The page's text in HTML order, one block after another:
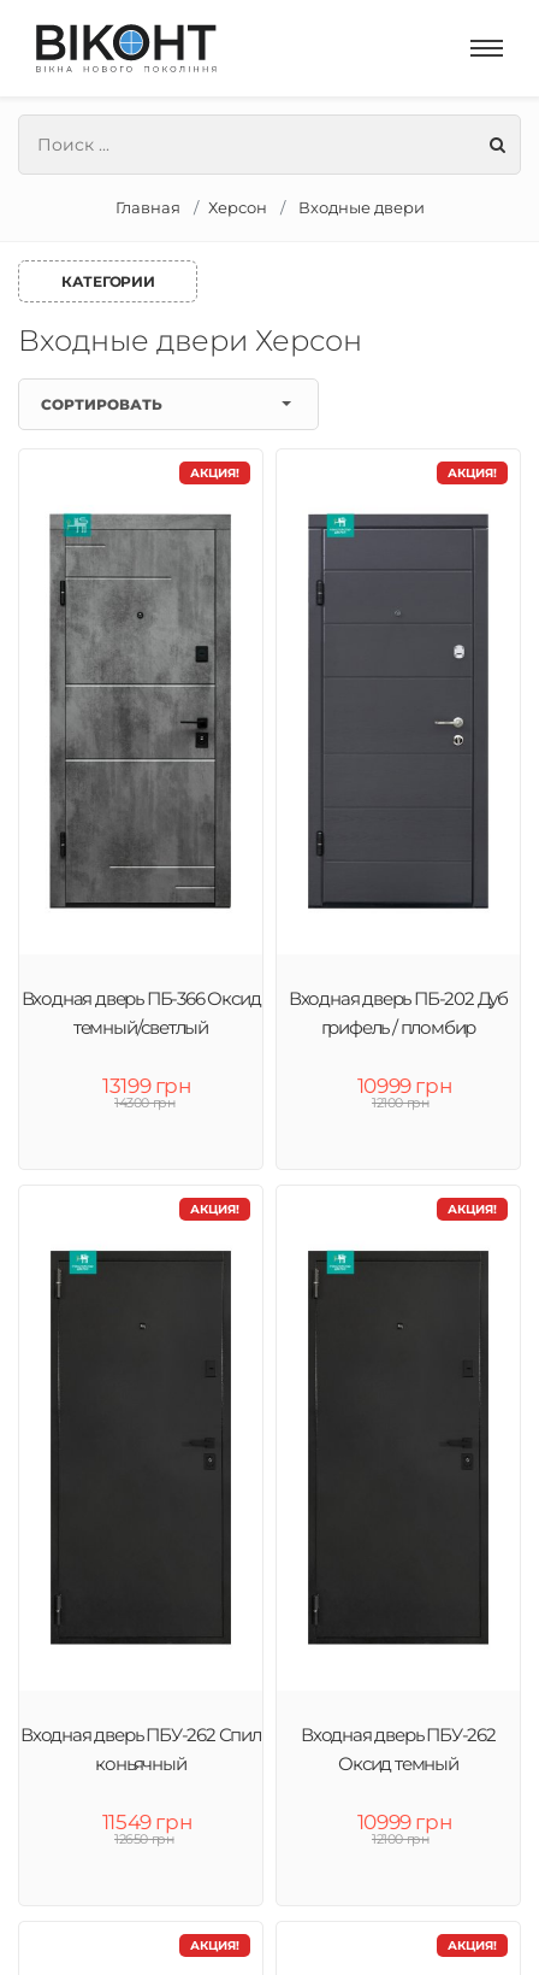
Главная Херсон Входные двери
КАТЕГОРИИ
Входные двери Херсон
СОРТИРОВАТЬ
АКЦИЯ!
Входная дверь ПБ-366 Оксид
темный/светлый
13199 грн
14300 грн
АКЦИЯ!
Входная дверь ПБ-202 Дуб
грифель / пломбир
10999 грн
12100 грн
АКЦИЯ!
Входная дверь ПБУ-262 Спил
коньячный
11549 грн
12650 грн
АКЦИЯ!
Входная дверь ПБУ-262
Оксид темный
10999 грн
12100 грн
АКЦИЯ! АКЦИЯ!